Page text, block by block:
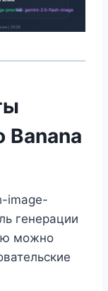
Banana
image-
генерации
можно